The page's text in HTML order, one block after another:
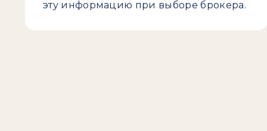
эту информацию при выборе брокера.